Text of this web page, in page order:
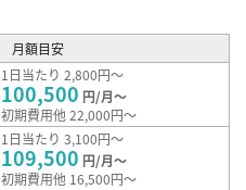
月額目安
1日当たり 2,800円～
100,500 円/月～
初期費用他 22,000円～
1日当たり 3,100円～
109,500 円/月～
初期費用他 16,500円～